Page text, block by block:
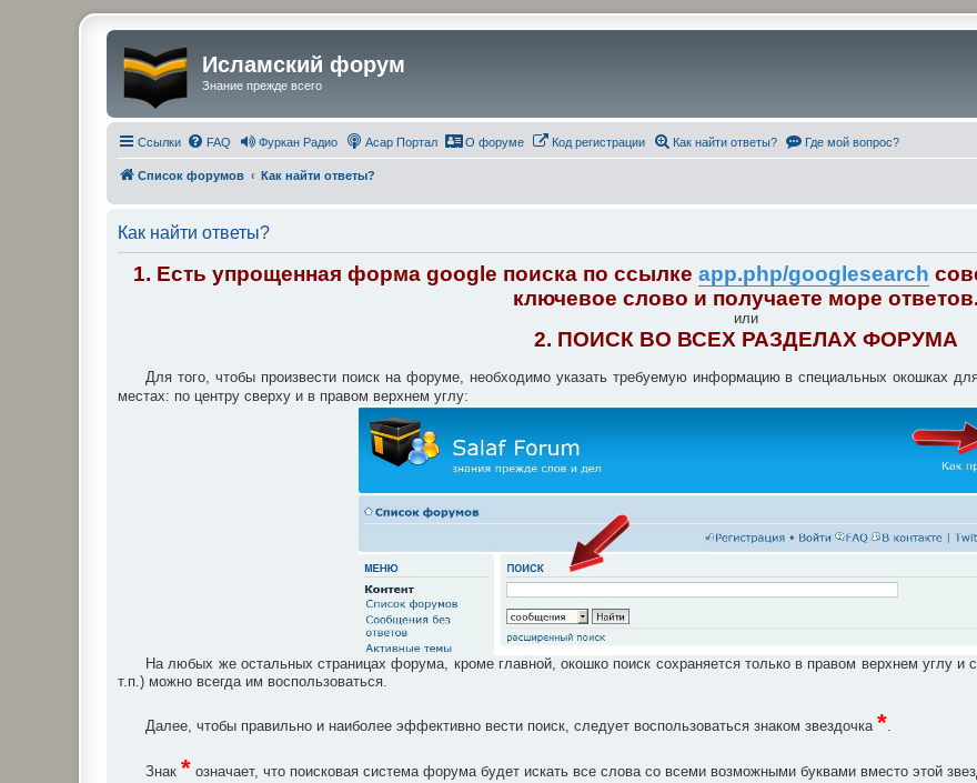
Исламский форум
Знание прежде всего
Ссылки FAQ Фуркан Радио Асар Портал О форуме Код регистрации Как найти ответы? Где мой вопрос?
Список форумов Как найти ответы?
Как найти ответы?
1. Есть упрощенная форма google поиска по ссылке app.php/googlesearch
ключевое слово и получаете море ответов.
или
2. ПОИСК ВО ВСЕХ РАЗДЕЛАХ ФОРУМА
Для того, чтобы произвести поиск на форуме, необходимо указать требуемую информацию в специальных окошках
местах: по центру сверху и в правом верхнем углу:
На любых же остальных страницах форума, кроме главной, окошко поиск сохраняется только в правом верхнем углу
т.п.) можно всегда им воспользоваться.
Далее, чтобы правильно и наиболее эффективно вести поиск, следует воспользоваться знаком звездочка *
Знак * означает, что поисковая система форума будет искать все слова со всеми возможными буквами вместо этой